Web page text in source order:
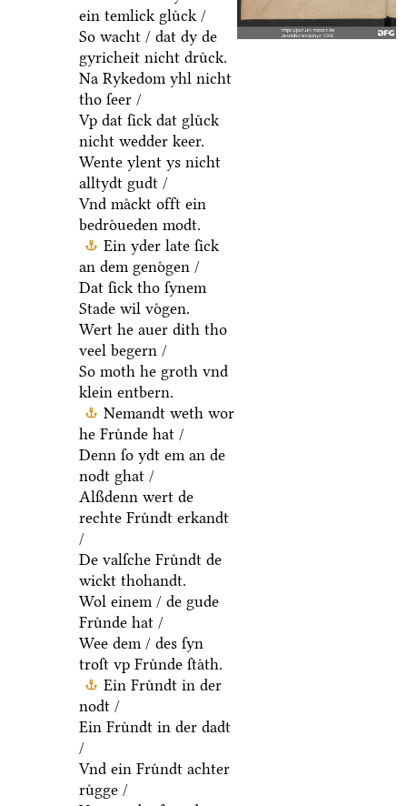
ein temlick gluͤck /
So wacht / dat dy de
gyricheit nicht druͤck.
Na Rykedom yhl nicht
tho ſeer /
Vp dat ſick dat gluͤck
nicht wedder keer.
Wente ylent ys nicht
alltydt gudt /
Vnd maͤckt offt ein
bedroͤueden modt.
Ein yder late ſick
an dem genoͤgen /
Dat ſick tho ſynem
Stade wil voͤgen.
Wert he auer dith tho
veel begern /
So moth he groth vnd
klein entbern.
Nemandt weth wor
he Fruͤnde hat /
Denn ſo ydt em an de
nodt ghat /
Alßdenn wert de
rechte Fruͤndt erkandt
/
De valſche Fruͤndt de
wickt thohandt.
Wol einem / de gude
Fruͤnde hat /
Wee dem / des ſyn
troſt vp Fruͤnde ſtaͤth.
Ein Fruͤndt in der
nodt /
Ein Fruͤndt in der dadt
/
Vnd ein Fruͤndt achter
ruͤgge /